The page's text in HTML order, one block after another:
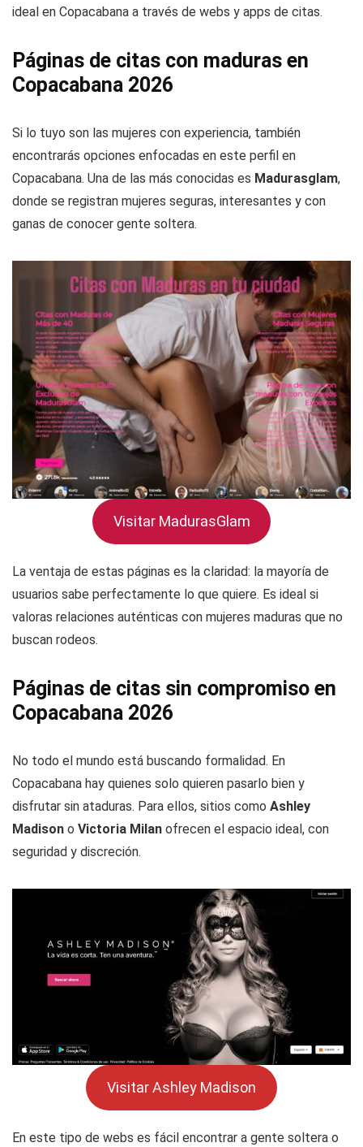
ideal en Copacabana a través de webs y apps de citas.
Páginas de citas con maduras en
Copacabana 2026
Si lo tuyo son las mujeres con experiencia, también
encontrarás opciones enfocadas en este perfil en
Copacabana. Una de las más conocidas es Madurasglam,
donde se registran mujeres seguras, interesantes y con
ganas de conocer gente soltera.
Visitar MadurasGlam
La ventaja de estas páginas es la claridad: la mayoría de
usuarios sabe perfectamente lo que quiere. Es ideal si
valoras relaciones auténticas con mujeres maduras que no
buscan rodeos.
Páginas de citas sin compromiso en
Copacabana 2026
No todo el mundo está buscando formalidad. En
Copacabana hay quienes solo quieren pasarlo bien y
disfrutar sin ataduras. Para ellos, sitios como Ashley
Madison o Victoria Milan ofrecen el espacio ideal, con
seguridad y discreción.
Visitar Ashley Madison
En este tipo de webs es fácil encontrar a gente soltera o